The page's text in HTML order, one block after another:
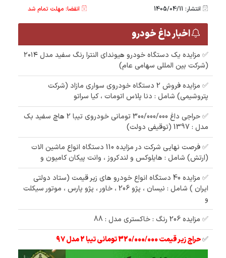
انتشار: 1405/04/11 انقضا: مهلت تمام شد
اخبار داغ خودرو
✅ مزایده یک دستگاه خودرو هیوندای النترا رنگ سفید مدل ۲۰۱۴
(شرکت بین المللی سهامی عام)
✅ مزایده فروش 2 دستگاه خودروی سواری مازاد (شرکت
پتروشیمی) شامل : دنا پلاس اتومات ، کیا سراتو
✅ حراجی داغ 300/000/000 تومانی خودروی تیبا 2 هاچ سفید بک
مدل : 1397 (توقیفی دولت)
✅ فرصت نهایی شرکت در مزایده 110 دستگاه انواع ماشین الات
(ارتش) شامل : هایلوکس و لندکروز ، وانت پیکان کامیون و
✅ مزایده 40 دستگاه انواع خودرو های زیر قیمت (ستاد دولتی
ایران ) شامل : نیسان ، پژو 206 ، خاور ، پژو پارس ، موتور سیکلت
و
✅ مزایده 206 رنگ : خاکستری مدل : 88
✅حراج زیر قیمت 320/000/000 تومانی تیبا 2 مدل 97